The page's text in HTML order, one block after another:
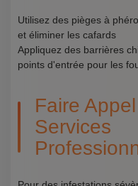
Utilisez des pièges à
et éliminer les cafards
Appliquez des barrières
points d'entrée pour les
Faire
Services